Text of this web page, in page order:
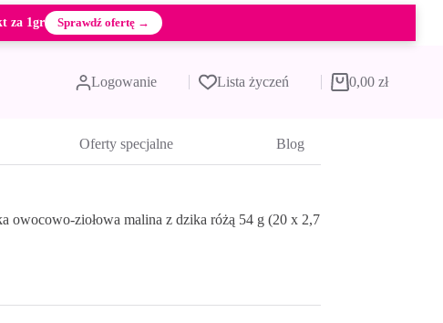
za 1gr Sprawdź ofertę →
Logowanie Lista życzeń Koszyk
0,00 zł
Oferty specjalne Blog
owocowo-ziołowa malina z dzika różą 54 g (20 x 2,7